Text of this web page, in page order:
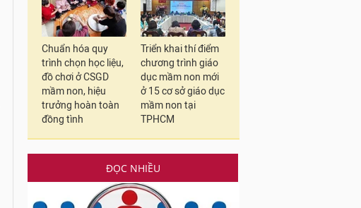
Chuẩn hóa quy
trình chọn học liệu,
đồ chơi ở CSGD
mầm non, hiệu
trưởng hoàn toàn
đồng tình
Triển khai thí điểm
chương trình giáo
dục mầm non mới
ở 15 cơ sở giáo dục
mầm non tại
TPHCM
ĐỌC NHIỀU